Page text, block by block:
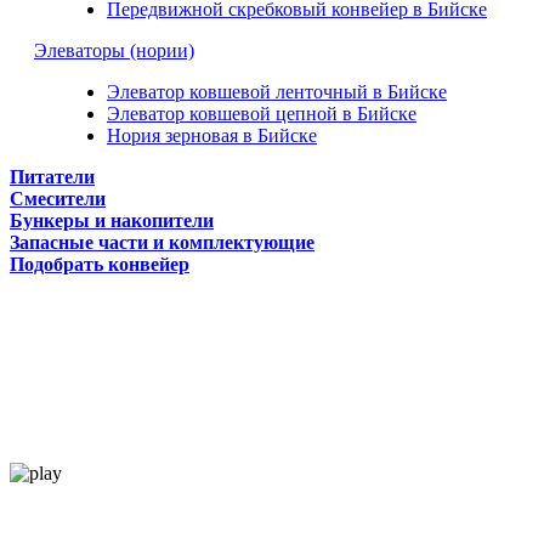
Передвижной скребковый конвейер в Бийске
Элеваторы (нории)
Элеватор ковшевой ленточный в Бийске
Элеватор ковшевой цепной в Бийске
Нория зерновая в Бийске
Питатели
Смесители
Бункеры и накопители
Запасные части и комплектующие
Подобрать конвейер